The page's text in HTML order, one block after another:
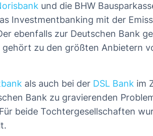
und die BHW
Investmentbanking mit der
ebenfalls zur Deutschen Bank
zu den größten Anbietern
als auch bei der DSL Bank im
Bank zu gravierenden
beide Tochtergesellschaften